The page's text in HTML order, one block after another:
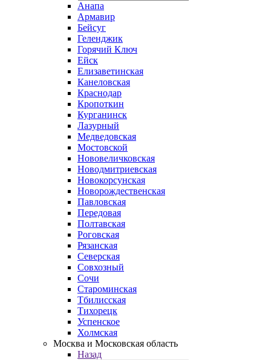
Анапа
Армавир
Бейсуг
Геленджик
Горячий Ключ
Ейск
Елизаветинская
Канеловская
Краснодар
Кропоткин
Курганинск
Лазурный
Медведовская
Мостовской
Нововеличковская
Новодмитриевская
Новокорсунская
Новорождественская
Павловская
Передовая
Полтавская
Роговская
Рязанская
Северская
Совхозный
Сочи
Староминская
Тбилисская
Тихорецк
Успенское
Холмская
Москва и Московская область
Назад